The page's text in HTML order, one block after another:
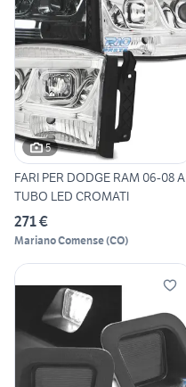
5
FARI PER DODGE RAM 06-08 A
TUBO LED CROMATI
271 €
Mariano Comense(CO)